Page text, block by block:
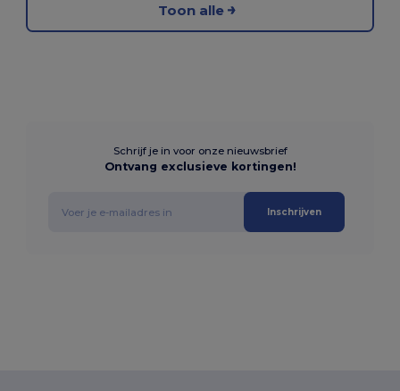
Toon alle
Schrijf je in voor onze nieuwsbrief
Ontvang exclusieve kortingen!
Inschrijven